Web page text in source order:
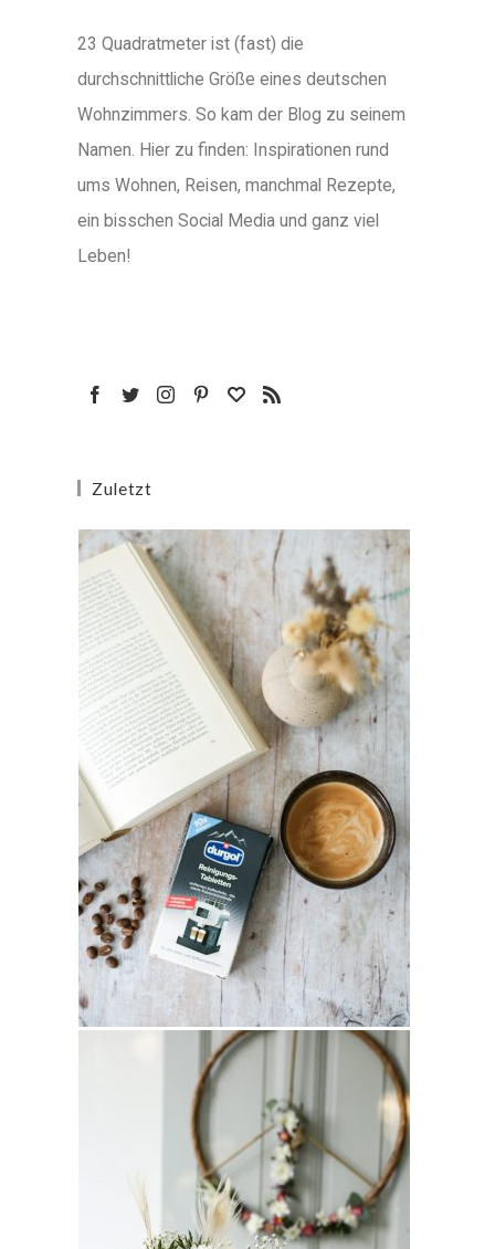
23 Quadratmeter ist (fast) die
durchschnittliche Größe eines deutschen
Wohnzimmers. So kam der Blog zu seinem
Namen. Hier zu finden: Inspirationen rund
ums Wohnen, Reisen, manchmal Rezepte,
ein bisschen Social Media und ganz viel
Leben!
Zuletzt